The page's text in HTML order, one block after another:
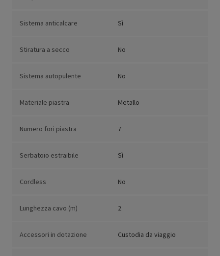
Sistema anticalcare Sì
Stiratura a secco No
Sistema autopulente No
Materiale piastra Metallo
Numero fori piastra 7
Serbatoio estraibile Sì
Cordless No
Lunghezza cavo (m) 2
Accessori in dotazione Custodia da viaggio